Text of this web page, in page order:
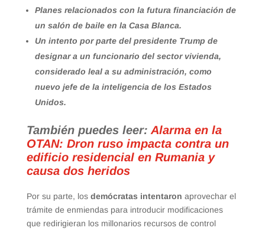
Planes relacionados con la futura financiación de
un salón de baile en la Casa Blanca.
Un intento por parte del presidente Trump de
designar a un funcionario del sector vivienda,
considerado leal a su administración, como
nuevo jefe de la inteligencia de los Estados
Unidos.
También puedes leer: Alarma en la
OTAN: Dron ruso impacta contra un
edificio residencial en Rumania y
causa dos heridos
Por su parte, los demócratas intentaron aprovechar el
trámite de enmiendas para introducir modificaciones
que redirigieran los millonarios recursos de control